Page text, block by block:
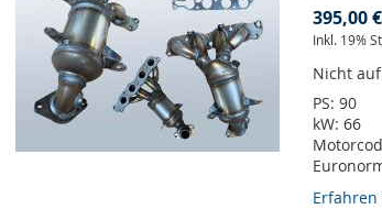
395,00 €
Inkl. 19%
Nicht
PS:90
kW:66
Erfahren